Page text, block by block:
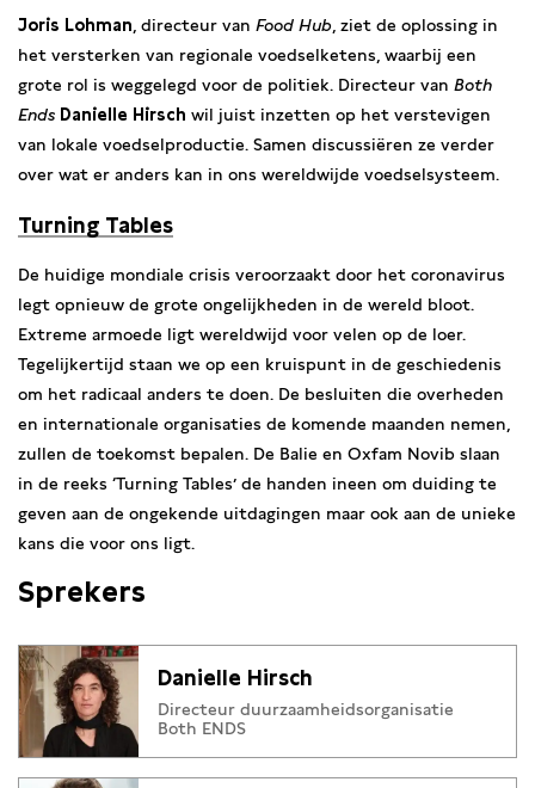
Joris Lohman , directeur van Food Hub , ziet de oplossing in
het versterken van regionale voedselketens, waarbij een
grote rol is weggelegd voor de politiek. Directeur van Both
Ends Danielle Hirsch wil juist inzetten op het verstevigen
van lokale voedselproductie. Samen discussiëren ze verder
over wat er anders kan in ons wereldwijde voedselsysteem.
Turning Tables
De huidige mondiale crisis veroorzaakt door het coronavirus
legt opnieuw de grote ongelijkheden in de wereld bloot.
Extreme armoede ligt wereldwijd voor velen op de loer.
Tegelijkertijd staan we op een kruispunt in de geschiedenis
om het radicaal anders te doen. De besluiten die overheden
en internationale organisaties de komende maanden nemen,
zullen de toekomst bepalen. De Balie en Oxfam Novib slaan
in de reeks ‘Turning Tables’ de handen ineen om duiding te
geven aan de ongekende uitdagingen maar ook aan de unieke
kans die voor ons ligt.
Sprekers
Danielle Hirsch
Directeur duurzaamheidsorganisatie
Both ENDS